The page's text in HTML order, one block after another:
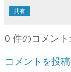
共有
0 件のコメント:
コメントを投稿